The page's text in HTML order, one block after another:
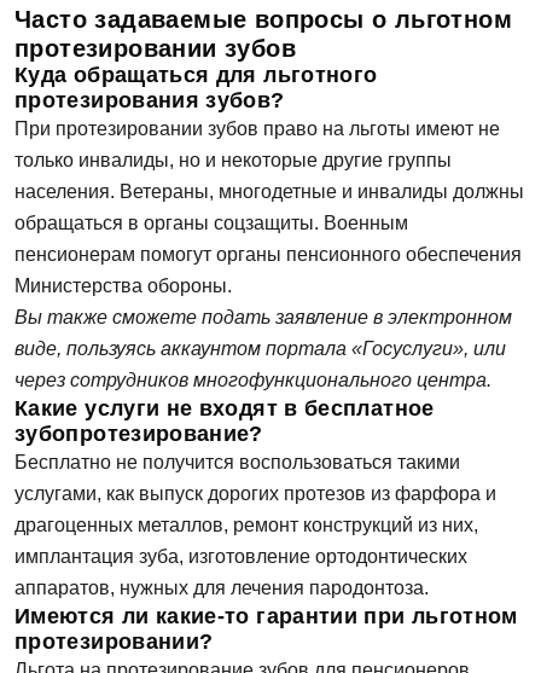
Часто задаваемые вопросы о льготном
протезировании зубов
Куда обращаться для льготного
протезирования зубов?
При протезировании зубов право на льготы имеют не
только инвалиды, но и некоторые другие группы
населения. Ветераны, многодетные и инвалиды должны
обращаться в органы соцзащиты. Военным
пенсионерам помогут органы пенсионного обеспечения
Министерства обороны.
Вы также сможете подать заявление в электронном
виде, пользуясь аккаунтом портала «Госуслуги», или
через сотрудников многофункционального центра.
Какие услуги не входят в бесплатное
зубопротезирование?
Бесплатно не получится воспользоваться такими
услугами, как выпуск дорогих протезов из фарфора и
драгоценных металлов, ремонт конструкций из них,
имплантация зуба, изготовление ортодонтических
аппаратов, нужных для лечения пародонтоза.
Имеются ли какие-то гарантии при льготном
протезировании?